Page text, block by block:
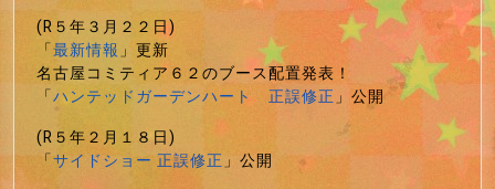
(R５年３月２２日)
「最新情報」更新
名古屋コミティア６２のブース配置発表！
「ハンテッドガーデンハート 正誤修正」公開
(R５年２月１８日)
「サイドショー 正誤修正」公開